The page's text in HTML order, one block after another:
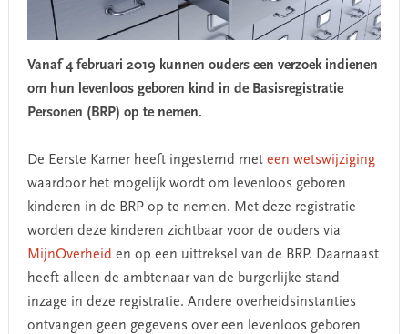
Vanaf 4 februari 2019 kunnen ouders een verzoek indienen
om hun levenloos geboren kind in de Basisregistratie
Personen (BRP) op te nemen.
De Eerste Kamer heeft ingestemd met een wetswijziging
waardoor het mogelijk wordt om levenloos geboren
kinderen in de BRP op te nemen. Met deze registratie
worden deze kinderen zichtbaar voor de ouders via
MijnOverheid en op een uittreksel van de BRP. Daarnaast
heeft alleen de ambtenaar van de burgerlijke stand
inzage in deze registratie. Andere overheidsinstanties
ontvangen geen gegevens over een levenloos geboren